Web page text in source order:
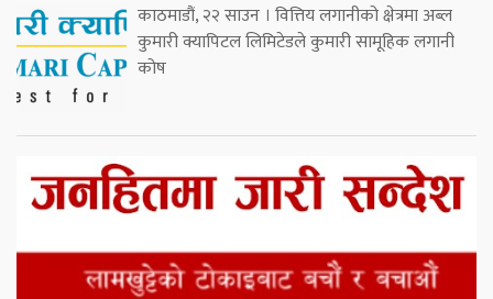
काठमाडौं, २२ साउन । वित्तिय लगानीको क्षेत्रमा अब्ल
कुमारी क्यापिटल लिमिटेडले कुमारी सामूहिक लगानी
कोष